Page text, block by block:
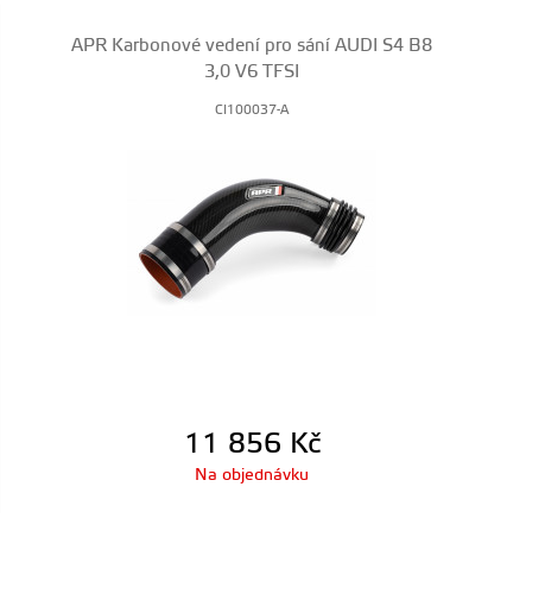
APR Karbonové vedení pro sání AUDI S4 B8
3,0 V6 TFSI
CI100037-A
11 856 Kč
Na objednávku